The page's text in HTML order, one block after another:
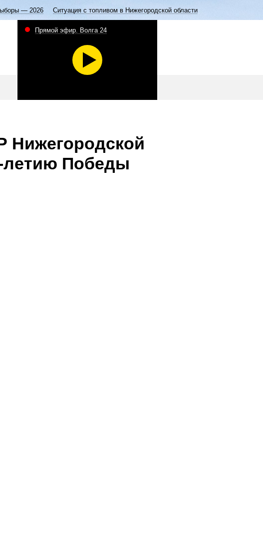
— 2026 Ситуация с топливом в Нижегородской области
Прямой эфир. Волга 24
Нижегородской
летию Победы